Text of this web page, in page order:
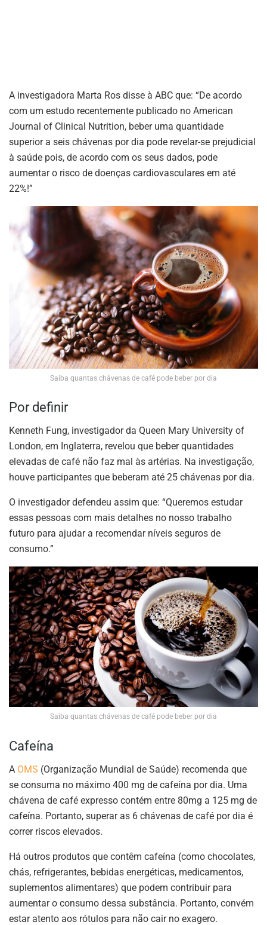
A investigadora Marta Ros disse à ABC que: “De acordo
com um estudo recentemente publicado no American
Journal of Clinical Nutrition, beber uma quantidade
superior a seis chávenas por dia pode revelar-se prejudicial
à saúde pois, de acordo com os seus dados, pode
aumentar o risco de doenças cardiovasculares em até
22%!”
Saiba quantas chávenas de café pode beber por dia
Por definir
Kenneth Fung, investigador da Queen Mary University of
London, em Inglaterra, revelou que beber quantidades
elevadas de café não faz mal às artérias. Na investigação,
houve participantes que beberam até 25 chávenas por dia.
O investigador defendeu assim que: “Queremos estudar
essas pessoas com mais detalhes no nosso trabalho
futuro para ajudar a recomendar níveis seguros de
consumo.”
Saiba quantas chávenas de café pode beber por dia
Cafeína
A OMS (Organização Mundial de Saúde) recomenda que
se consuma no máximo 400 mg de cafeína por dia. Uma
chávena de café expresso contém entre 80mg a 125 mg de
cafeína. Portanto, superar as 6 chávenas de café por dia é
correr riscos elevados.
Há outros produtos que contêm cafeína (como chocolates,
chás, refrigerantes, bebidas energéticas, medicamentos,
suplementos alimentares) que podem contribuir para
aumentar o consumo dessa substância. Portanto, convém
estar atento aos rótulos para não cair no exagero.